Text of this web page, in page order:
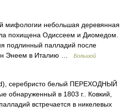
мифологии небольшая деревянная
похищена Одиссеем и Диомедом.
подлинный палладий после
Энеем в Италию …
Большой
серебристо белый ПЕРЕХОДНЫЙ
обнаруженный в 1803 г.. Ковкий,
встречается в никелевых